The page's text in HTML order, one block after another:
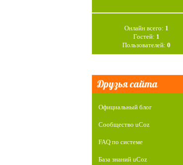
Онлайн всего: 1
Гостей: 1
Пользователей: 0
Друзья сайта
Официальный блог
Сообщество uCoz
FAQ по системе
База знаний uCoz